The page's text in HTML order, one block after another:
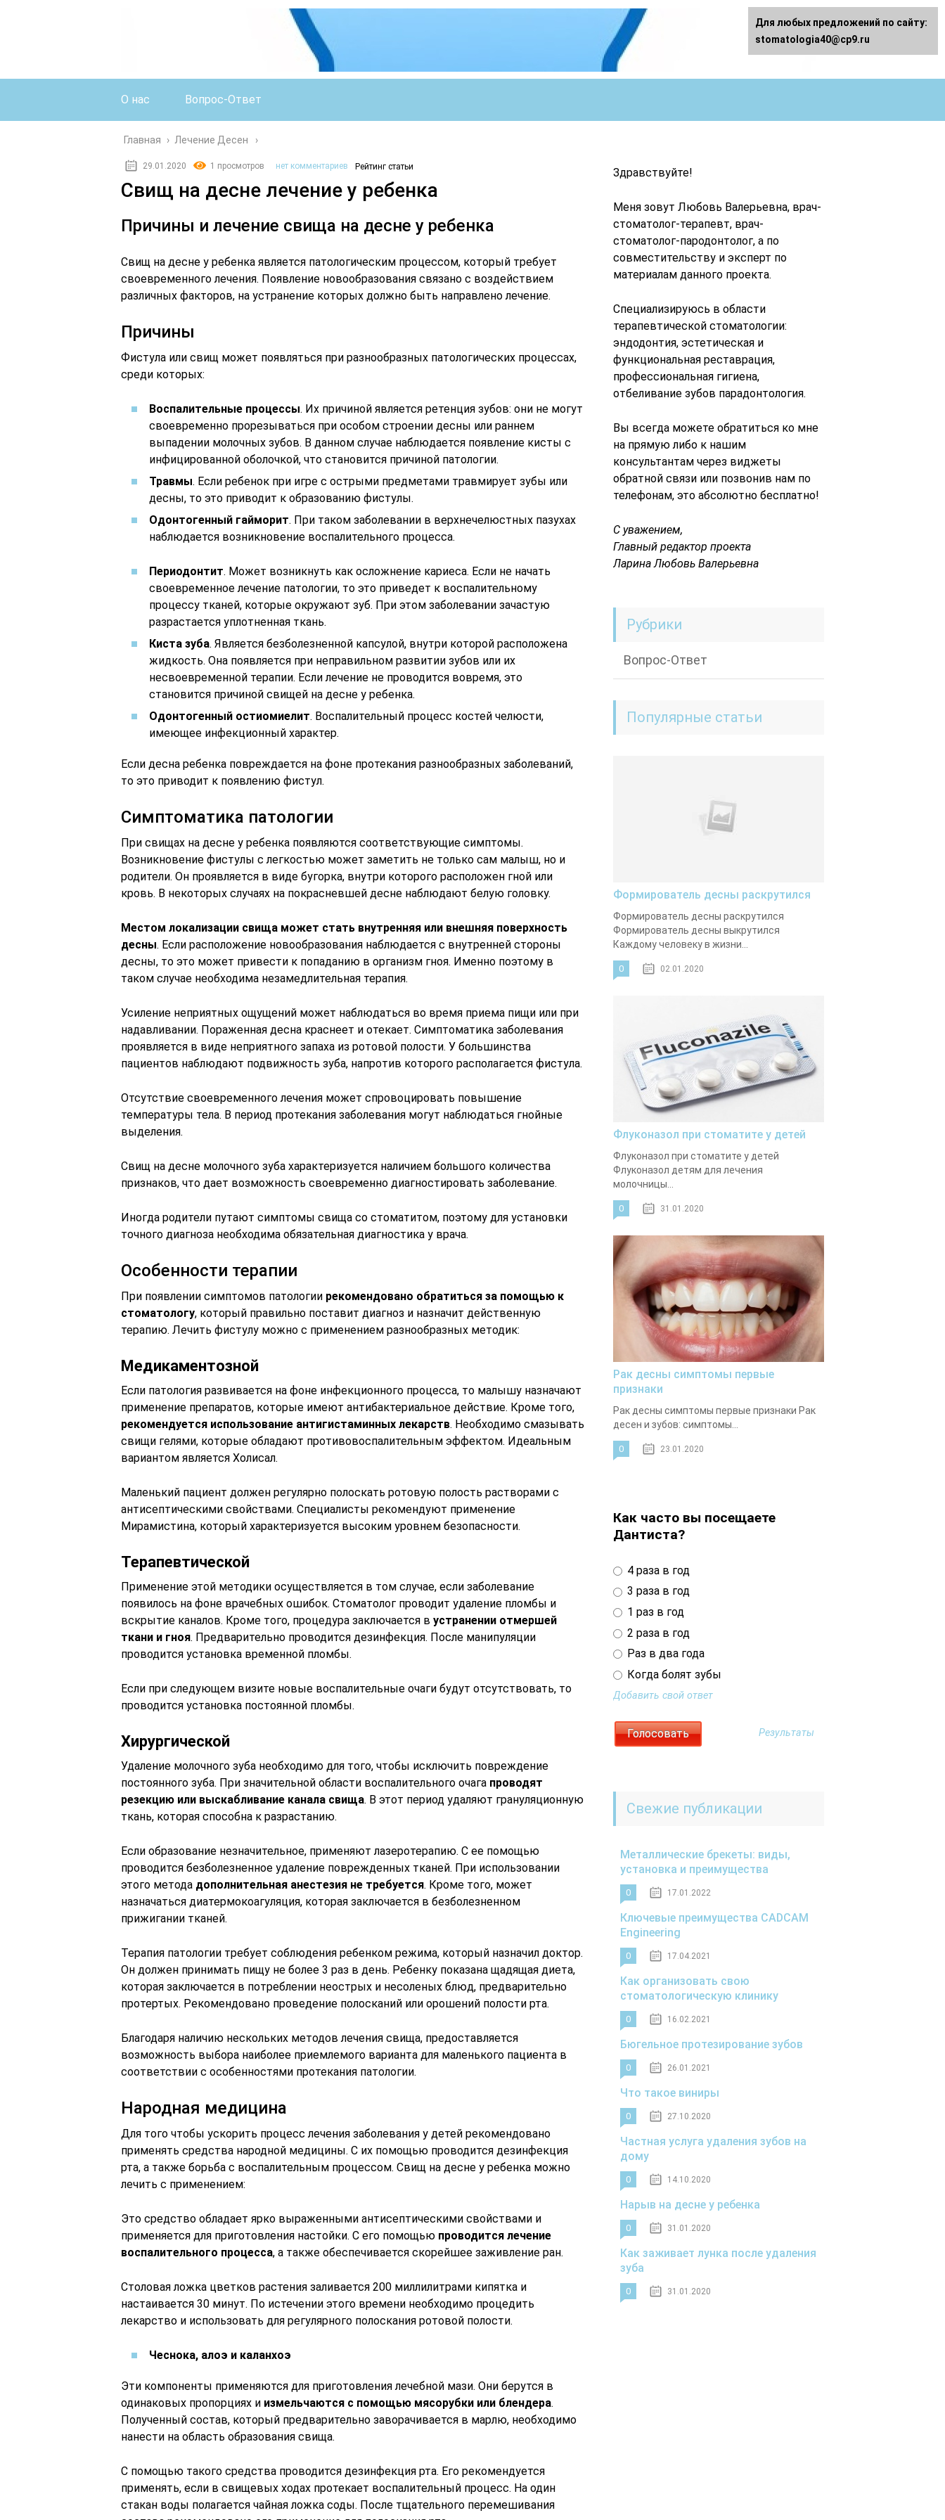
О нас Вопрос-Ответ
Главная › Лечение Десен
29.01.2020 1 просмотров нет комментариев Рейтинг статьи
Свищ на десне лечение у ребенка
Причины и лечение свища на десне у ребенка
Свищ на десне у ребенка является патологическим процессом, который требует
своевременного лечения. Появление новообразования связано с воздействием
различных факторов, на устранение которых должно быть направлено лечение.
Причины
Фистула или свищ может появляться при разнообразных патологических процессах,
среди которых:
Воспалительные процессы. Их причиной является ретенция зубов: они не могут
своевременно прорезываться при особом строении десны или раннем
выпадении молочных зубов. В данном случае наблюдается появление кисты с
инфицированной оболочкой, что становится причиной патологии.
Травмы. Если ребенок при игре с острыми предметами травмирует зубы или
десны, то это приводит к образованию фистулы.
Одонтогенный гайморит. При таком заболевании в верхнечелюстных пазухах
наблюдается возникновение воспалительного процесса.
Периодонтит. Может возникнуть как осложнение кариеса. Если не начать
своевременное лечение патологии, то это приведет к воспалительному
процессу тканей, которые окружают зуб. При этом заболевании зачастую
разрастается уплотненная ткань.
Киста зуба. Является безболезненной капсулой, внутри которой расположена
жидкость. Она появляется при неправильном развитии зубов или их
несвоевременной терапии. Если лечение не проводится вовремя, это
становится причиной свищей на десне у ребенка.
Одонтогенный остиомиелит. Воспалительный процесс костей челюсти,
имеющее инфекционный характер.
Если десна ребенка повреждается на фоне протекания разнообразных заболеваний,
то это приводит к появлению фистул.
Симптоматика патологии
При свищах на десне у ребенка появляются соответствующие симптомы.
Возникновение фистулы с легкостью может заметить не только сам малыш, но и
родители. Он проявляется в виде бугорка, внутри которого расположен гной или
кровь. В некоторых случаях на покрасневшей десне наблюдают белую головку.
Местом локализации свища может стать внутренняя или внешняя поверхность
десны. Если расположение новообразования наблюдается с внутренней стороны
десны, то это может привести к попаданию в организм гноя. Именно поэтому в
таком случае необходима незамедлительная терапия.
Усиление неприятных ощущений может наблюдаться во время приема пищи или при
надавливании. Пораженная десна краснеет и отекает. Симптоматика заболевания
проявляется в виде неприятного запаха из ротовой полости. У большинства
пациентов наблюдают подвижность зуба, напротив которого располагается фистула.
Отсутствие своевременного лечения может спровоцировать повышение
температуры тела. В период протекания заболевания могут наблюдаться гнойные
выделения.
Свищ на десне молочного зуба характеризуется наличием большого количества
признаков, что дает возможность своевременно диагностировать заболевание.
Иногда родители путают симптомы свища со стоматитом, поэтому для установки
точного диагноза необходима обязательная диагностика у врача.
Особенности терапии
При появлении симптомов патологии рекомендовано обратиться за помощью к
стоматологу, который правильно поставит диагноз и назначит действенную
терапию. Лечить фистулу можно с применением разнообразных методик:
Медикаментозной
Если патология развивается на фоне инфекционного процесса, то малышу назначают
применение препаратов, которые имеют антибактериальное действие. Кроме того,
рекомендуется использование антигистаминных лекарств. Необходимо смазывать
свищи гелями, которые обладают противовоспалительным эффектом. Идеальным
вариантом является Холисал.
Маленький пациент должен регулярно полоскать ротовую полость растворами с
антисептическими свойствами. Специалисты рекомендуют применение
Мирамистина, который характеризуется высоким уровнем безопасности.
Терапевтической
Применение этой методики осуществляется в том случае, если заболевание
появилось на фоне врачебных ошибок. Стоматолог проводит удаление пломбы и
вскрытие каналов. Кроме того, процедура заключается в устранении отмершей
ткани и гноя. Предварительно проводится дезинфекция. После манипуляции
проводится установка временной пломбы.
Если при следующем визите новые воспалительные очаги будут отсутствовать, то
проводится установка постоянной пломбы.
Хирургической
Удаление молочного зуба необходимо для того, чтобы исключить повреждение
постоянного зуба. При значительной области воспалительного очага проводят
резекцию или выскабливание канала свища. В этот период удаляют грануляционную
ткань, которая способна к разрастанию.
Если образование незначительное, применяют лазеротерапию. С ее помощью
проводится безболезненное удаление поврежденных тканей. При использовании
этого метода дополнительная анестезия не требуется. Кроме того, может
назначаться диатермокоагуляция, которая заключается в безболезненном
прижигании тканей.
Терапия патологии требует соблюдения ребенком режима, который назначил доктор.
Он должен принимать пищу не более 3 раз в день. Ребенку показана щадящая диета,
которая заключается в потреблении неострых и несоленых блюд, предварительно
протертых. Рекомендовано проведение полосканий или орошений полости рта.
Благодаря наличию нескольких методов лечения свища, предоставляется
возможность выбора наиболее приемлемого варианта для маленького пациента в
соответствии с особенностями протекания патологии.
Народная медицина
Для того чтобы ускорить процесс лечения заболевания у детей рекомендовано
применять средства народной медицины. С их помощью проводится дезинфекция
рта, а также борьба с воспалительным процессом. Свищ на десне у ребенка можно
лечить с применением:
Это средство обладает ярко выраженными антисептическими свойствами и
применяется для приготовления настойки. С его помощью проводится лечение
воспалительного процесса, а также обеспечивается скорейшее заживление ран.
Столовая ложка цветков растения заливается 200 миллилитрами кипятка и
настаивается 30 минут. По истечении этого времени необходимо процедить
лекарство и использовать для регулярного полоскания ротовой полости.
Чеснока, алоэ и каланхоэ
Эти компоненты применяются для приготовления лечебной мази. Они берутся в
одинаковых пропорциях и измельчаются с помощью мясорубки или блендера.
Полученный состав, который предварительно заворачивается в марлю, необходимо
нанести на область образования свища.
С помощью такого средства проводится дезинфекция рта. Его рекомендуется
применять, если в свищевых ходах протекает воспалительный процесс. На один
стакан воды полагается чайная ложка соды. После тщательного перемешивания
Здравствуйте!
Меня зовут Любовь Валерьевна, врач-
стоматолог-терапевт, врач-
стоматолог-пародонтолог, а по
совместительству и эксперт по
материалам данного проекта.
Специализируюсь в области
терапевтической стоматологии:
эндодонтия, эстетическая и
функциональная реставрация,
профессиональная гигиена,
отбеливание зубов парадонтология.
Вы всегда можете обратиться ко мне
на прямую либо к нашим
консультантам через виджеты
обратной связи или позвонив нам по
телефонам, это абсолютно бесплатно!
С уважением,
Главный редактор проекта
Ларина Любовь Валерьевна
Рубрики
Вопрос-Ответ
Популярные статьи
Формирователь десны раскрутился
Формирователь десны раскрутился
Формирователь десны выкрутился
Каждому человеку в жизни...
0 02.01.2020
Флуконазол при стоматите у детей
Флуконазол при стоматите у детей
Флуконазол детям для лечения
молочницы...
0 31.01.2020
Рак десны симптомы первые
признаки
Рак десны симптомы первые признаки Рак
десен и зубов: симптомы...
0 23.01.2020
Как часто вы посещаете
Дантиста?
4 раза в год
3 раза в год
1 раз в год
2 раза в год
Раз в два года
Когда болят зубы
Добавить свой ответ
Результаты
Свежие публикации
Металлические брекеты: виды,
установка и преимущества
0 17.01.2022
Ключевые преимущества CADCAM
Engineering
0 17.04.2021
Как организовать свою
стоматологическую клинику
0 16.02.2021
Бюгельное протезирование зубов
0 26.01.2021
Что такое виниры
0 27.10.2020
Частная услуга удаления зубов на
дому
0 14.10.2020
Нарыв на десне у ребенка
0 31.01.2020
Как заживает лунка после удаления
зуба
0 31.01.2020
Для любых предложений по сайту:
stomatologia40@cp9.ru